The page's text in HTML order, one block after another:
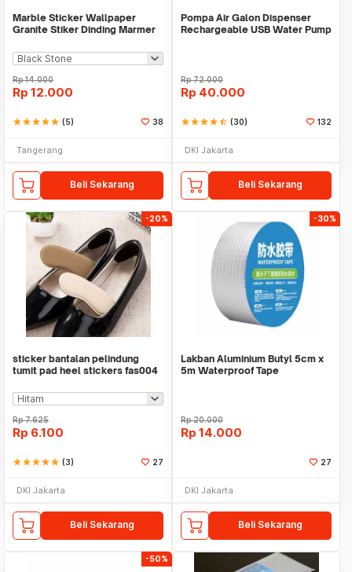
Marble Sticker Wallpaper
Granite Stiker Dinding Marmer
Rp14.000
Rp 12.000
starstarstarstarstar (5) 38
Tangerang
Beli Sekarang
Pompa Air Galon Dispenser
Rechargeable USB Water Pump
Rp72.000
Rp 40.000
starstarstarstarstar_half (30) 132
DKI Jakarta
Beli Sekarang
-20%
sticker bantalan pelindung
tumit pad heel stickers fas004
Rp7.625
Rp 6.100
starstarstarstarstar (3) 27
DKI Jakarta
Beli Sekarang
-30%
Lakban Aluminium Butyl 5cm x
5m Waterproof Tape
Rp20.000
Rp 14.000
27
DKI Jakarta
Beli Sekarang
-50%